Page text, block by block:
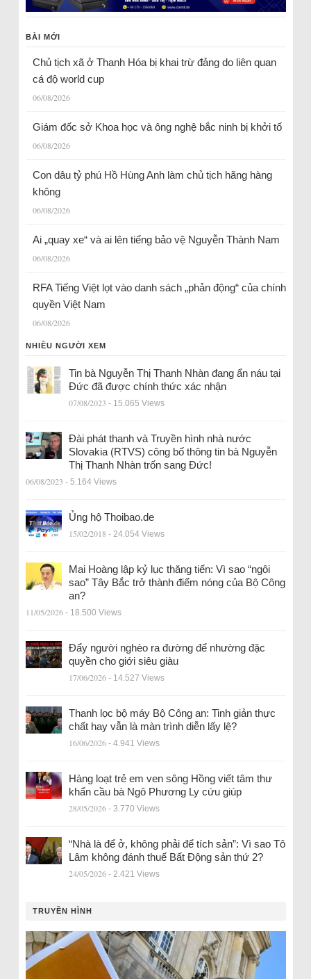
BÀI MỚI
Chủ tịch xã ở Thanh Hóa bị khai trừ đảng do liên quan
cá độ world cup
06/08/2026
Giám đốc sở Khoa học và ông nghệ bắc ninh bị khởi tố
06/08/2026
Con dâu tỷ phú Hồ Hùng Anh làm chủ tịch hãng hàng
không
06/08/2026
Ai „quay xe“ và ai lên tiếng bảo vệ Nguyễn Thành Nam
06/08/2026
RFA Tiếng Việt lọt vào danh sách „phản động“ của chính
quyền Việt Nam
06/08/2026
NHIỀU NGƯỜI XEM
Tin bà Nguyễn Thị Thanh Nhàn đang ẩn náu tại
Đức đã được chính thức xác nhận
07/08/2023 - 15.065 Views
Đài phát thanh và Truyền hình nhà nước
Slovakia (RTVS) công bố thông tin bà Nguyễn
Thị Thanh Nhàn trốn sang Đức!
06/08/2023 - 5.164 Views
Ủng hộ Thoibao.de
15/02/2018 - 24.054 Views
Mai Hoàng lập kỷ lục thăng tiến: Vì sao “ngôi
sao” Tây Bắc trở thành điểm nóng của Bộ Công
an?
11/05/2026 - 18.500 Views
Đẩy người nghèo ra đường để nhường đặc
quyền cho giới siêu giàu
17/06/2026 - 14.527 Views
Thanh lọc bộ máy Bộ Công an: Tinh giản thực
chất hay vẫn là màn trình diễn lấy lệ?
16/06/2026 - 4.941 Views
Hàng loạt trẻ em ven sông Hồng viết tâm thư
khẩn cầu bà Ngô Phương Ly cứu giúp
28/05/2026 - 3.770 Views
“Nhà là để ở, không phải để tích sản”: Vì sao Tô
Lâm không đánh thuế Bất Động sản thứ 2?
24/05/2026 - 2.421 Views
TRUYỀN HÌNH